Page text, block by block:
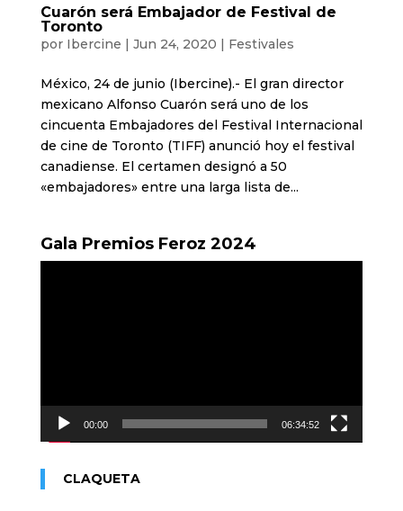
Cuarón será Embajador de Festival de
Toronto
por Ibercine | Jun 24, 2020 | Festivales
México, 24 de junio (Ibercine).- El gran director
mexicano Alfonso Cuarón será uno de los
cincuenta Embajadores del Festival Internacional
de cine de Toronto (TIFF) anunció hoy el festival
canadiense. El certamen designó a 50
«embajadores» entre una larga lista de...
Gala Premios Feroz 2024
00:00 06:34:52
CLAQUETA